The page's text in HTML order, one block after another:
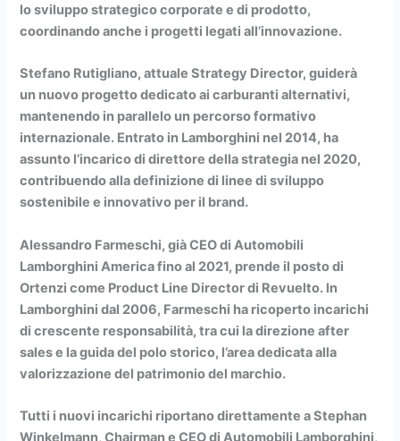
lo sviluppo strategico corporate e di prodotto,
coordinando anche i progetti legati all’innovazione.
Stefano Rutigliano, attuale Strategy Director, guiderà
un nuovo progetto dedicato ai carburanti alternativi,
mantenendo in parallelo un percorso formativo
internazionale. Entrato in Lamborghini nel 2014, ha
assunto l’incarico di direttore della strategia nel 2020,
contribuendo alla definizione di linee di sviluppo
sostenibile e innovativo per il brand.
Alessandro Farmeschi, già CEO di Automobili
Lamborghini America fino al 2021, prende il posto di
Ortenzi come Product Line Director di Revuelto. In
Lamborghini dal 2006, Farmeschi ha ricoperto incarichi
di crescente responsabilità, tra cui la direzione after
sales e la guida del polo storico, l’area dedicata alla
valorizzazione del patrimonio del marchio.
Tutti i nuovi incarichi riportano direttamente a Stephan
Winkelmann, Chairman e CEO di Automobili Lamborghini,